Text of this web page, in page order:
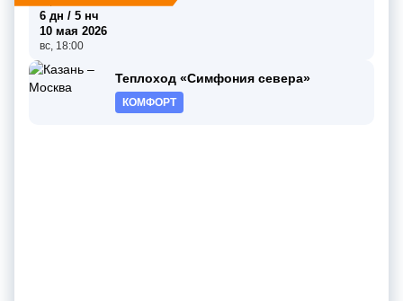
6 дн / 5 нч
10 мая 2026
вс, 18:00
Теплоход «Симфония севера»
КОМФОРТ